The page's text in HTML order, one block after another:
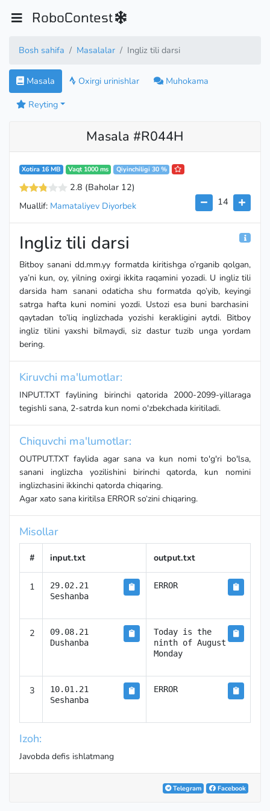
RoboContest
Bosh sahifa Masalalar Ingliz tili darsi
Masala Oxirgi urinishlar
Muhokama
Reyting
Masala #R044H
Xotira 16 MB Vaqt 1000 ms Qiyinchiligi 30 %
2.8 (Baholar 12)
14
Muallif: Mamataliyev Diyorbek
Ingliz tili darsi
Bitboy sanani dd.mm.yy formatda kiritishga o’rganib qolgan,
ya’ni kun, oy, yilning oxirgi ikkita raqamini yozadi. U ingliz tili
darsida ham sanani odaticha shu formatda qo’yib, keyingi
satrga hafta kuni nomini yozdi. Ustozi esa buni barchasini
qaytadan to’liq inglizchada yozishi kerakligini aytdi. Bitboy
ingliz tilini yaxshi bilmaydi, siz dastur tuzib unga yordam
bering.
Kiruvchi ma'lumotlar:
INPUT.TXT faylining birinchi qatorida 2000-2099-yillaraga
tegishli sana, 2-satrda kun nomi o'zbekchada kiritiladi.
Chiquvchi ma'lumotlar:
OUTPUT.TXT faylida agar sana va kun nomi to'g'ri bo'lsa,
sanani inglizcha yozilishini birinchi qatorda, kun nomini
inglizchasini ikkinchi qatorda chiqaring.
Agar xato sana kiritilsa ERROR so‘zini chiqaring.
Misollar
# input.txt output.txt
1
29.02.21
Seshanba
ERROR
2
09.08.21
Today is the
ninth of August
3
10.01.21
Seshanba
ERROR
Izoh:
Javobda defis ishlatmang
Telegram Facebook